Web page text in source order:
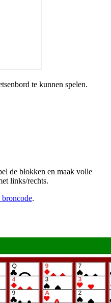
te kunnen spelen.
de blokken en maak volle
links/rechts.
.